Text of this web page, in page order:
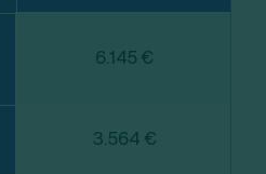
6.145 €
3.564 €